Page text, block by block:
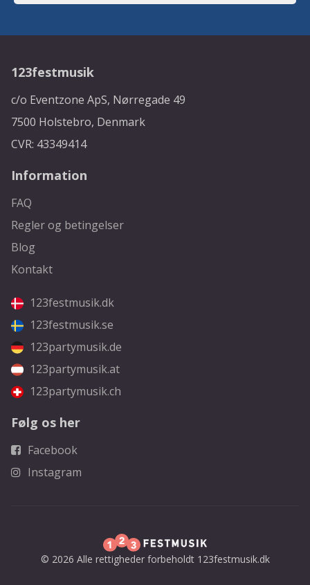
123festmusik
c/o Eventzone ApS, Nørregade 49
7500 Holstebro, Denmark
CVR: 43349414
Information
FAQ
Regler og betingelser
Blog
Kontakt
123festmusik.dk
123festmusik.se
123partymusik.de
123partymusik.at
123partymusik.ch
Følg os her
Facebook
Instagram
© 2026 Alle rettigheder forbeholdt 123festmusik.dk